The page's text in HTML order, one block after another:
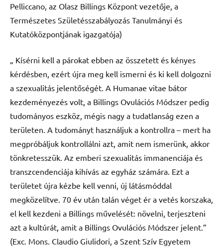
Pelliccano, az Olasz Billings Központ vezetője, a
Természetes Születésszabályozás Tanulmányi és
Kutatóközpontjának igazgatója)
„ Kísérni kell a párokat ebben az összetett és kényes
kérdésben, ezért újra meg kell ismerni és ki kell dolgozni
a szexualitás jelentőségét. A Humanae vitae bátor
kezdeményezés volt, a Billings Ovulációs Módszer pedig
tudományos eszköz, mégis nagy a tudatlanság ezen a
területen. A tudományt használjuk a kontrollra – mert ha
megpróbáljuk kontrollálni azt, amit nem ismerünk, akkor
tönkretesszük. Az emberi szexualitás immanenciája és
transzcendenciája kihívás az egyház számára. Ezt a
területet újra kézbe kell venni, új látásmóddal
megközelítve. 70 év után talán véget ér a vetés korszaka,
el kell kezdeni a Billings művelését: növelni, terjeszteni
azt a kultúrát, amit a Billings Ovulációs Módszer jelent.”
(Exc. Mons. Claudio Giulidori, a Szent Szív Egyetem